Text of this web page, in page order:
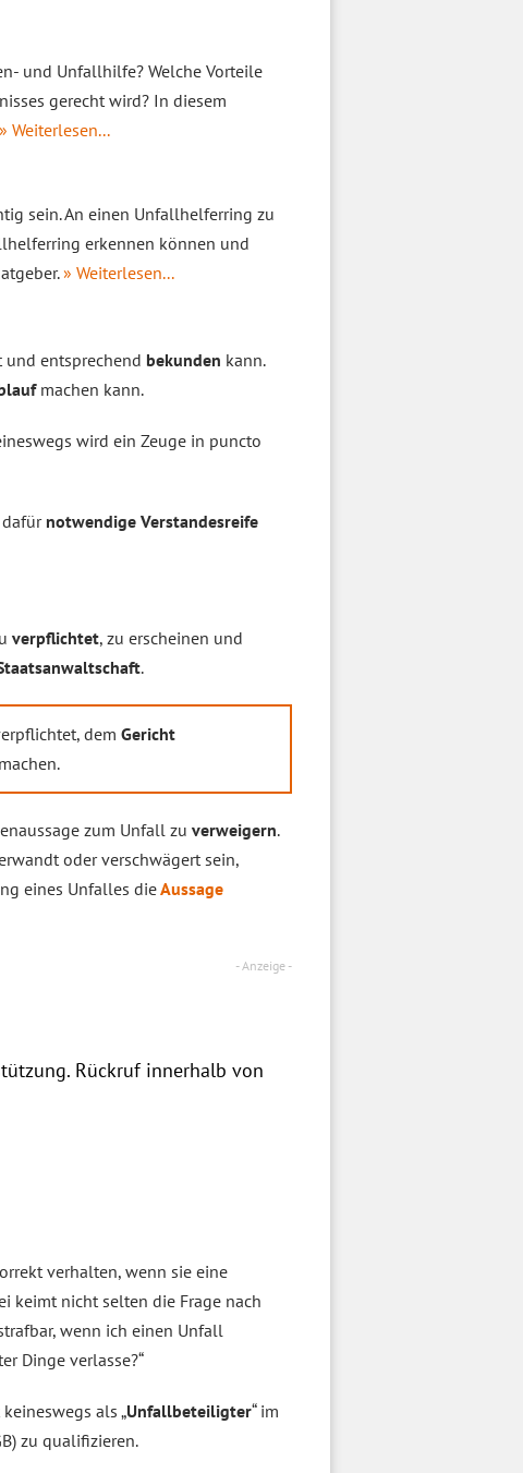
und Unfallhilfe? Welche Vorteile
gerecht wird? In diesem
» Weiterlesen...
sein. An einen Unfallhelferring zu
erkennen können und
» Weiterlesen...
und entsprechend bekunden kann.
machen kann.
wird ein Zeuge in puncto
dafür notwendige Verstandesreife
verpflichtet, zu erscheinen und
.
dem Gericht
zum Unfall zu verweigern.
oder verschwägert sein,
eines Unfalles dieAussage
Rückruf innerhalb von
verhalten, wenn sie eine
keimt nicht selten die Frage nach
wenn ich einen Unfall
Dinge verlasse?“
als „Unfallbeteiligter“ im
zu qualifizieren.